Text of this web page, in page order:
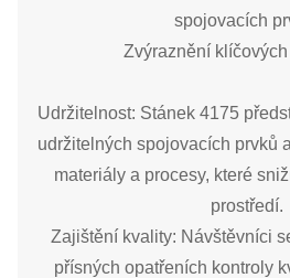
spojovacích
Zvýraznění
Udržitelnost: Stánek 4175
udržitelných spojovacích prvků
materiály a procesy, které
prostředí.
Zajištění kvality: Návštěvníci
přísných opatřeních kontroly